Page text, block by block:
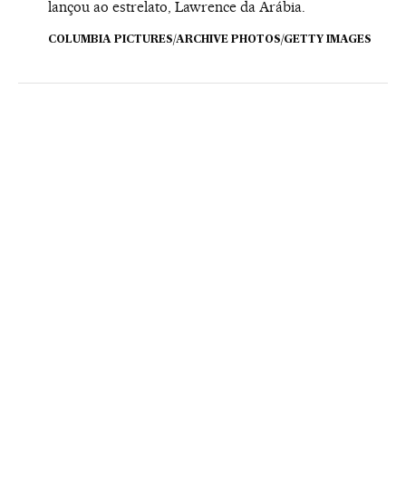
lançou ao estrelato, Lawrence da Arábia.
COLUMBIA PICTURES/ARCHIVE PHOTOS/GETTY IMAGES